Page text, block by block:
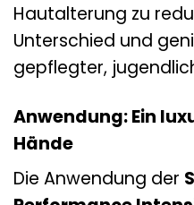
Hautalterung zu
Unterschied und
gepflegter,
Anwendung: Ein
Hände
Die Anwendung der